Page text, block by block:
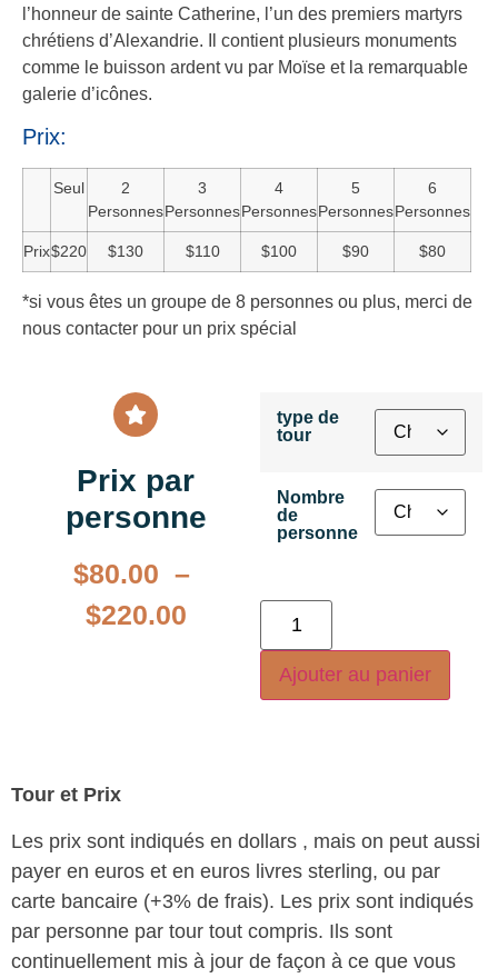
l’honneur de sainte Catherine, l’un des premiers martyrs
chrétiens d’Alexandrie. Il contient plusieurs monuments
comme le buisson ardent vu par Moïse et la remarquable
galerie d’icônes.
Prix:
Seul
2
Personnes
3
Personnes
4
Personnes
5
Personnes
6
Personnes
Prix$220 $130 $110 $100 $90 $80
*si vous êtes un groupe de 8 personnes ou plus, merci de
nous contacter pour un prix spécial
Prix par
personne
$80.00 –
$220.00
type de
tour
Nombre
de
personne
Ajouter au panier
Tour et Prix
Les prix sont indiqués en dollars , mais on peut aussi
payer en euros et en euros livres sterling, ou par
carte bancaire (+3% de frais). Les prix sont indiqués
par personne par tour tout compris. Ils sont
continuellement mis à jour de façon à ce que vous